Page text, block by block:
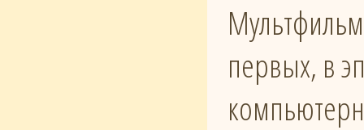
первых, в